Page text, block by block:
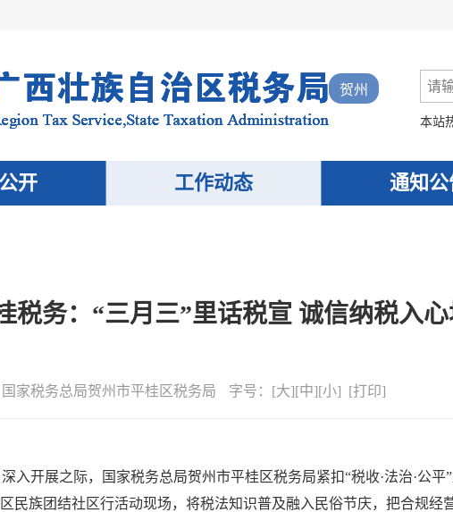
贺州
本站
开 工作动态 通知公
税务：“三月三”里话税宣 诚信纳税入
国家税务总局贺州市平桂区税务局 字号： [大][中][小] [打印]
入开展之际，国家税务总局贺州市平桂区税务局紧扣“税收·法治·公平
民族团结社区行活动现场，将税法知识普及融入民俗节庆，把合规经